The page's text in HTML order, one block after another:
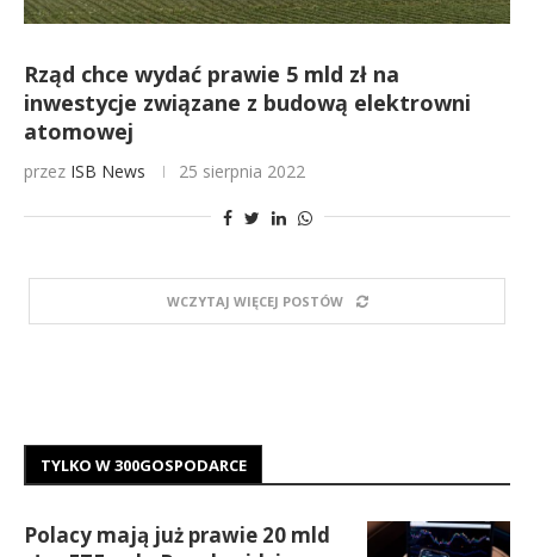
Rząd chce wydać prawie 5 mld zł na
inwestycje związane z budową elektrowni
atomowej
przez ISB News 25 sierpnia 2022
WCZYTAJ WIĘCEJ POSTÓW
TYLKO W 300GOSPODARCE
Polacy mają już prawie 20 mld